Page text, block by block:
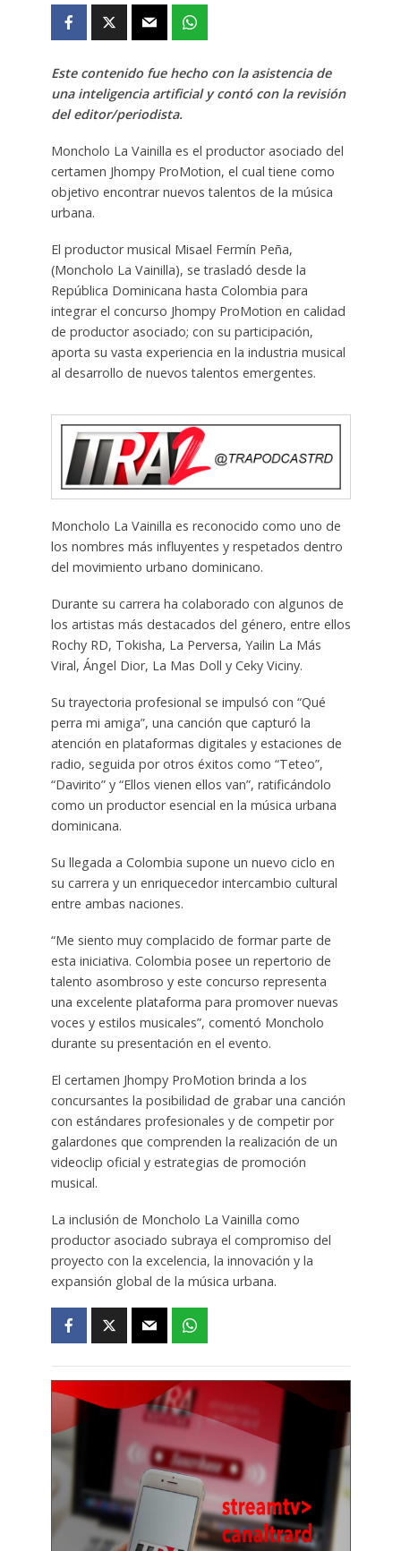
Este contenido fue hecho con la asistencia de
una inteligencia artificial y contó con la revisión
del editor/periodista.
Moncholo La Vainilla es el productor asociado del
certamen Jhompy ProMotion, el cual tiene como
objetivo encontrar nuevos talentos de la música
urbana.
El productor musical Misael Fermín Peña,
(Moncholo La Vainilla), se trasladó desde la
República Dominicana hasta Colombia para
integrar el concurso Jhompy ProMotion en calidad
de productor asociado; con su participación,
aporta su vasta experiencia en la industria musical
al desarrollo de nuevos talentos emergentes.
Moncholo La Vainilla es reconocido como uno de
los nombres más influyentes y respetados dentro
del movimiento urbano dominicano.
Durante su carrera ha colaborado con algunos de
los artistas más destacados del género, entre ellos
Rochy RD, Tokisha, La Perversa, Yailin La Más
Viral, Ángel Dior, La Mas Doll y Ceky Viciny.
Su trayectoria profesional se impulsó con “Qué
perra mi amiga”, una canción que capturó la
atención en plataformas digitales y estaciones de
radio, seguida por otros éxitos como “Teteo”,
“Davirito” y “Ellos vienen ellos van”, ratificándolo
como un productor esencial en la música urbana
dominicana.
Su llegada a Colombia supone un nuevo ciclo en
su carrera y un enriquecedor intercambio cultural
entre ambas naciones.
“Me siento muy complacido de formar parte de
esta iniciativa. Colombia posee un repertorio de
talento asombroso y este concurso representa
una excelente plataforma para promover nuevas
voces y estilos musicales”, comentó Moncholo
durante su presentación en el evento.
El certamen Jhompy ProMotion brinda a los
concursantes la posibilidad de grabar una canción
con estándares profesionales y de competir por
galardones que comprenden la realización de un
videoclip oficial y estrategias de promoción
musical.
La inclusión de Moncholo La Vainilla como
productor asociado subraya el compromiso del
proyecto con la excelencia, la innovación y la
expansión global de la música urbana.